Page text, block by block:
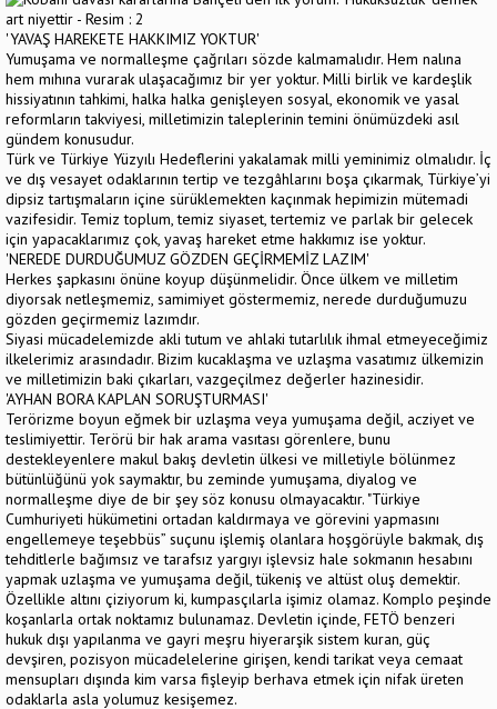
'YAVAŞ HAREKETE HAKKIMIZ YOKTUR'
Yumuşama ve normalleşme çağrıları sözde kalmamalıdır. Hem nalına
hem mıhına vurarak ulaşacağımız bir yer yoktur. Milli birlik ve kardeşlik
hissiyatının tahkimi, halka halka genişleyen sosyal, ekonomik ve yasal
reformların takviyesi, milletimizin taleplerinin temini önümüzdeki asıl
gündem konusudur.
Türk ve Türkiye Yüzyılı Hedeflerini yakalamak milli yeminimiz olmalıdır. İç
ve dış vesayet odaklarının tertip ve tezgâhlarını boşa çıkarmak, Türkiye’yi
dipsiz tartışmaların içine sürüklemekten kaçınmak hepimizin mütemadi
vazifesidir. Temiz toplum, temiz siyaset, tertemiz ve parlak bir gelecek
için yapacaklarımız çok, yavaş hareket etme hakkımız ise yoktur.
'NEREDE DURDUĞUMUZ GÖZDEN GEÇİRMEMİZ LAZIM'
Herkes şapkasını önüne koyup düşünmelidir. Önce ülkem ve milletim
diyorsak netleşmemiz, samimiyet göstermemiz, nerede durduğumuzu
gözden geçirmemiz lazımdır.
Siyasi mücadelemizde akli tutum ve ahlaki tutarlılık ihmal etmeyeceğimiz
ilkelerimiz arasındadır. Bizim kucaklaşma ve uzlaşma vasatımız ülkemizin
ve milletimizin baki çıkarları, vazgeçilmez değerler hazinesidir.
'AYHAN BORA KAPLAN SORUŞTURMASI'
Terörizme boyun eğmek bir uzlaşma veya yumuşama değil, acziyet ve
teslimiyettir. Terörü bir hak arama vasıtası görenlere, bunu
destekleyenlere makul bakış devletin ülkesi ve milletiyle bölünmez
bütünlüğünü yok saymaktır, bu zeminde yumuşama, diyalog ve
normalleşme diye de bir şey söz konusu olmayacaktır. "Türkiye
Cumhuriyeti hükümetini ortadan kaldırmaya ve görevini yapmasını
engellemeye teşebbüs” suçunu işlemiş olanlara hoşgörüyle bakmak, dış
tehditlerle bağımsız ve tarafsız yargıyı işlevsiz hale sokmanın hesabını
yapmak uzlaşma ve yumuşama değil, tükeniş ve altüst oluş demektir.
Özellikle altını çiziyorum ki, kumpasçılarla işimiz olamaz. Komplo peşinde
koşanlarla ortak noktamız bulunamaz. Devletin içinde, FETÖ benzeri
hukuk dışı yapılanma ve gayri meşru hiyerarşik sistem kuran, güç
devşiren, pozisyon mücadelelerine girişen, kendi tarikat veya cemaat
mensupları dışında kim varsa fişleyip berhava etmek için nifak üreten
odaklarla asla yolumuz kesişemez.